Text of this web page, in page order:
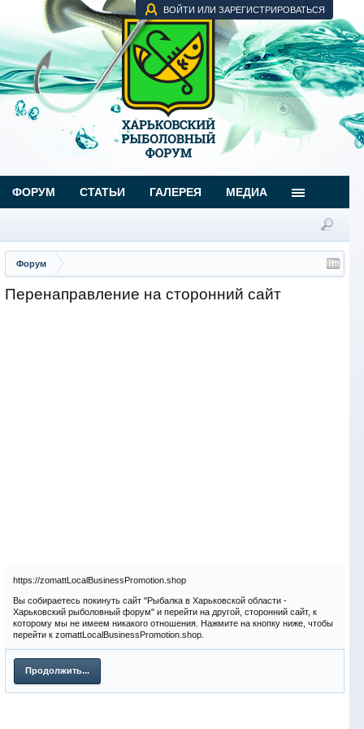
ВОЙТИ ИЛИ ЗАРЕГИСТРИРОВАТЬСЯ
Форум
Перенаправление на сторонний сайт
https://zomattLocalBusinessPromotion.shop
Вы собираетесь покинуть сайт "Рыбалка в Харьковской области -
Харьковский рыболовный форум" и перейти на другой, сторонний сайт, к
которому мы не имеем никакого отношения. Нажмите на кнопку ниже, чтобы
перейти к zomattLocalBusinessPromotion.shop.
Продолжить...
ФОРУМ СТАТЬИ ГАЛЕРЕЯ МЕДИА